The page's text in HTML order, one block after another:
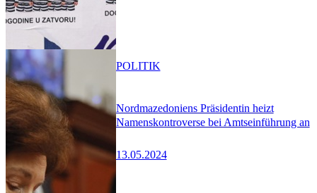
Nordmazedoniens Präsidentin heizt
Namenskontroverse bei Amtseinführung an
13.05.2024
POLITIK